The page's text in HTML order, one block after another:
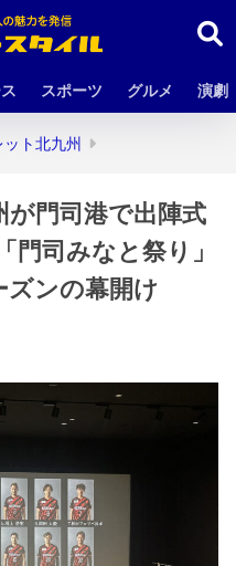
スポーツ グルメ 演劇
ト北九州
門司港で出陣式
司みなと祭り」
ズンの幕開け